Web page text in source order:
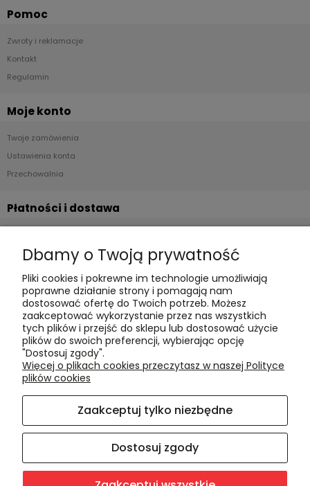
Pomoc
Zwroty i reklamacje
Kontakt
Regulamin
Moje konto
Twoje zamówienia
Ustawienia konta
Przechowalnia
Płatności i dostawa
Czas realizacji i koszty dostawy
Informacje
Polityka cookies
Polityka prywatności
Blog
O nas
Kontakt i dane firmy
O firmie
Dbamy o Twoją prywatność
Pliki cookies i pokrewne im technologie umożliwiają
poprawne działanie strony i pomagają nam
dostosować ofertę do Twoich potrzeb. Możesz
zaakceptować wykorzystanie przez nas wszystkich
tych plików i przejść do sklepu lub dostosować użycie
plików do swoich preferencji, wybierając opcję
"Dostosuj zgody".
Więcej o plikach cookies przeczytasz w naszej Polityce
plików cookies
Zaakceptuj tylko niezbędne
Dostosuj zgody